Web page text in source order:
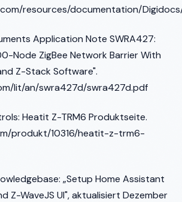
resources/documentation/
Application Note SWRA427:
Node ZigBee Network Barrier With
Z-Stack Software".
lit/an/swra427d/swra427d.pdf
Heatit Z-TRM6 Produktseite.
produkt/10316/heatit-z-trm6-
„Setup Home Assistant
Z-WaveJS UI", aktualisiert Dezember